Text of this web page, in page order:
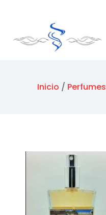
Abrir barra de herramientas
Inicio / Perfumes